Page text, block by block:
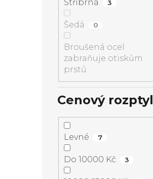
Stříbrná 3
Šedá 0
Broušená ocel
zabraňuje otiskům
prstů
Cenový rozptyl
Levné 7
Do 10000 Kč 3